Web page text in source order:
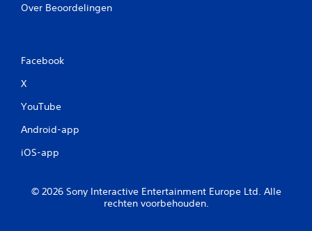
Over Beoordelingen
Facebook
X
YouTube
Android-app
iOS-app
© 2026 Sony Interactive Entertainment Europe Ltd. Alle
rechten voorbehouden.